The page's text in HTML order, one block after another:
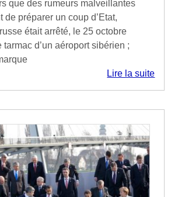
que des rumeurs malveillantes
de préparer un coup d’Etat,
russe était arrêté, le 25 octobre
tarmac d’un aéroport sibérien ;
Lire la suite